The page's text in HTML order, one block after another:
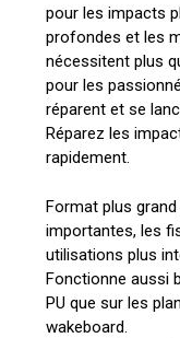
pour les impacts
profondes et les
nécessitent plus
pour les
réparent et se
Réparez les
rapidement.
Format plus
importantes, les
utilisations plus
Fonctionne aussi
PU que sur les
wakeboard.